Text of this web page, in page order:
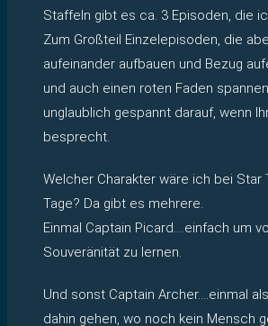
Staffeln gibt es ca. 3 Episoden, die
Zum Großteil Einzelepisoden, die
aufeinander aufbauen und Bezug
und auch einen roten Faden
unglaublich gespannt darauf, wenn
besprecht.
Welcher Charakter wäre ich bei Star
Tage? Da gibt es mehrere.
Einmal Captain Picard….einfach um
Souveränität zu lernen.
Und sonst Captain Archer….einmal
dahin gehen, wo noch kein Mensch